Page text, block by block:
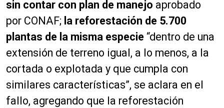
sin contar con plan de manejo aprobado
por CONAF; la reforestación de 5.700
plantas de la misma especie “dentro de una
extensión de terreno igual, a lo menos, a la
cortada o explotada y que cumpla con
similares características”, se aclara en el
fallo, agregando que la reforestación